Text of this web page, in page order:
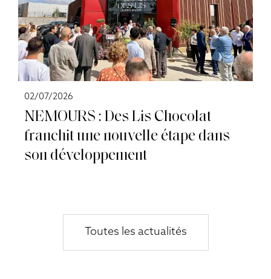
02/07/2026
NEMOURS : Des Lis Chocolat
franchit une nouvelle étape dans
son développement
Toutes les actualités